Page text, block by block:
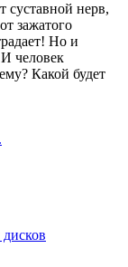
суставной нерв,
зажатого
Но и
человек
Какой будет